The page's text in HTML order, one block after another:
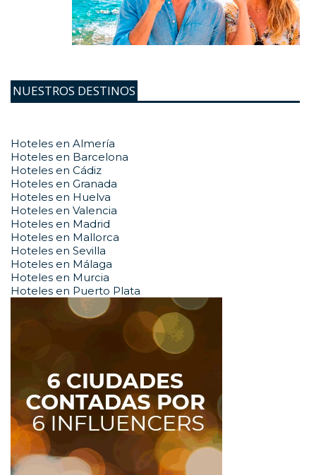
NUESTROS DESTINOS
Hoteles en Almería
Hoteles en Barcelona
Hoteles en Cádiz
Hoteles en Granada
Hoteles en Huelva
Hoteles en Valencia
Hoteles en Madrid
Hoteles en Mallorca
Hoteles en Sevilla
Hoteles en Málaga
Hoteles en Murcia
Hoteles en Puerto Plata